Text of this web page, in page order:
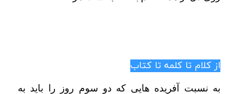
از کلام تا کلمه تا کتاب
به نسبت آفریده هایی که دو سوم روز را باید به